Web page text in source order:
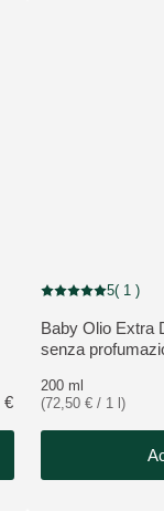
consumatori
€
VEDI
Baby Olio Extra
senza
Valutazione
5( 1 )
200 ml
(72,50 € / 1 l)